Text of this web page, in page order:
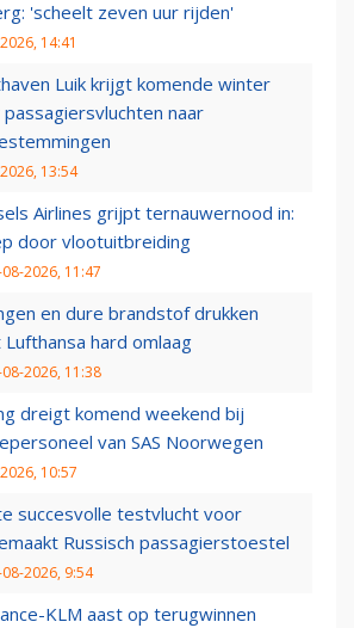
'scheelt zeven uur rijden'
14:41
Luik krijgt komende winter
naar
13:54
Airlines grijpt ternauwernood in:
door vlootuitbreiding
2026, 11:47
en dure brandstof drukken
hard omlaag
2026, 11:38
dreigt komend weekend bij
van SAS Noorwegen
10:57
succesvolle testvlucht voor
Russisch passagierstoestel
2026, 9:54
KLM aast op terugwinnen